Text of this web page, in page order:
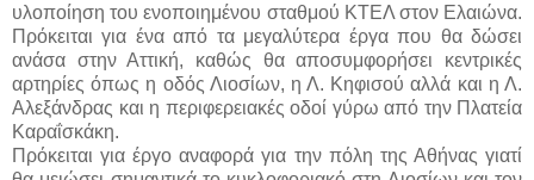
υλοποίηση του ενοποιημένου σταθμού ΚΤΕΛ στον Ελαιώνα.
Πρόκειται για ένα από τα μεγαλύτερα έργα που θα δώσει
ανάσα στην Αττική, καθώς θα αποσυμφορήσει κεντρικές
αρτηρίες όπως η οδός Λιοσίων, η Λ. Κηφισού αλλά και η Λ.
Αλεξάνδρας και η περιφερειακές οδοί γύρω από την Πλατεία
Καραΐσκάκη.
Πρόκειται για έργο αναφορά για την πόλη της Αθήνας γιατί